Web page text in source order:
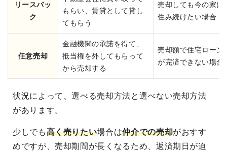
リースバッ
ク
もらい、賃貸として貸し
てもらう
売却しても今の家に
住み続けたい場合
任意売却
金融機関の承諾を得て、
抵当権を外してもらって
から売却する
売却額で住宅ローン
が完済できない場合
状況によって、選べる売却方法と選べない売却方法
があります。
少しでも高く売りたい場合は仲介での売却がおすす
めですが、売却期間が長くなるため、返済期日が迫